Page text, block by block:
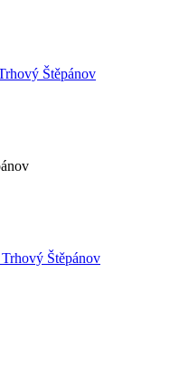
Štěpánov
Štěpánov